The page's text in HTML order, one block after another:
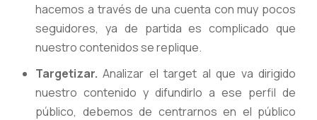
hacemos a través de una cuenta con muy pocos
seguidores, ya de partida es complicado que
nuestro contenidos se replique.
Targetizar. Analizar el target al que va dirigido
nuestro contenido y difundirlo a ese perfil de
público, debemos de centrarnos en el público